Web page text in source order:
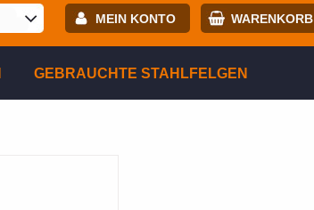
MEIN KONTO WARENKORB
GEBRAUCHTE STAHLFELGEN